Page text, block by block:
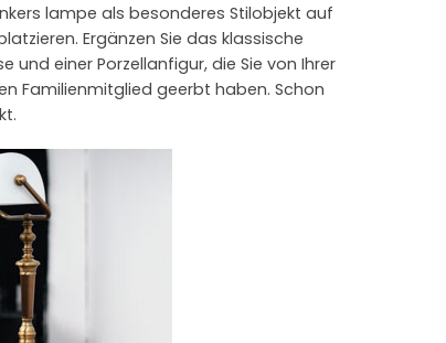
lampe als besonderes Stilobjekt auf
Ergänzen Sie das klassische
und einer Porzellanfigur, die Sie von Ihrer
Familienmitglied geerbt haben. Schon